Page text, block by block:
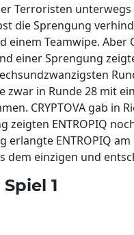
Terroristen
die Sprengung
Teamwipe. Aber
einer Sprengung
zwar in Runde 28 mit
CRYPTOVA gab in
zeigten ENTROPIQ
erlangte ENTROPIQ am
dem einzigen und
1